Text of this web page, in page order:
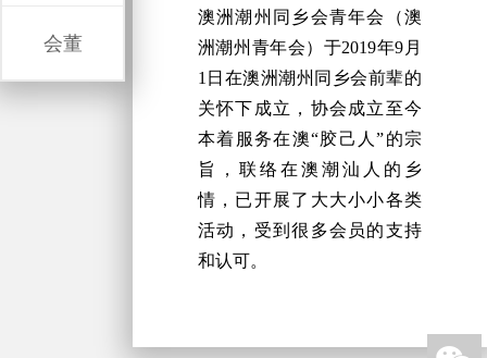
澳洲潮州同乡会青年会（澳
洲潮州青年会）于2019年9月
1日在澳洲潮州同乡会前辈的
关怀下成立，协会成立至今
本着服务在澳“胶己人”的宗
旨，联络在澳潮汕人的乡
情，已开展了大大小小各类
活动，受到很多会员的支持
和认可。
会董